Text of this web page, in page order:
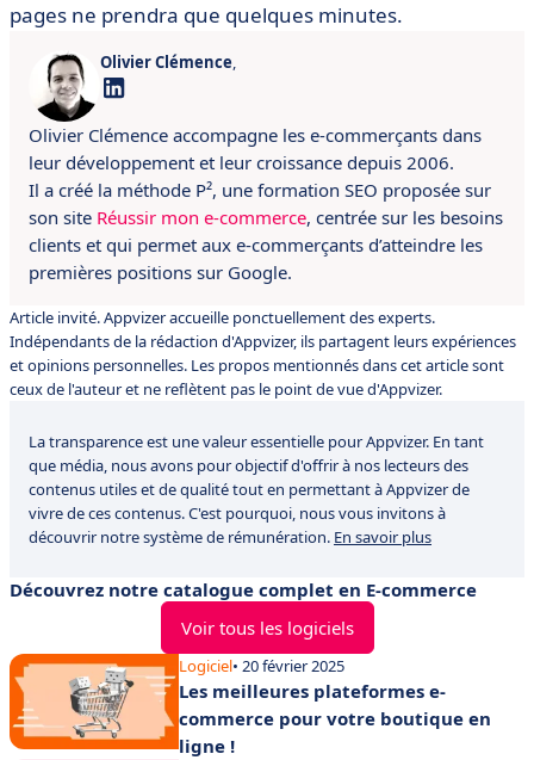
pages ne prendra que quelques minutes.
Olivier Clémence,
Olivier Clémence accompagne les e-commerçants dans
leur développement et leur croissance depuis 2006.
Il a créé la méthode P², une formation SEO proposée sur
son site Réussir mon e-commerce, centrée sur les besoins
clients et qui permet aux e-commerçants d’atteindre les
premières positions sur Google.
Article invité. Appvizer accueille ponctuellement des experts.
Indépendants de la rédaction d'Appvizer, ils partagent leurs expériences
et opinions personnelles. Les propos mentionnés dans cet article sont
ceux de l'auteur et ne reflètent pas le point de vue d'Appvizer.
La transparence est une valeur essentielle pour Appvizer. En tant
que média, nous avons pour objectif d'offrir à nos lecteurs des
contenus utiles et de qualité tout en permettant à Appvizer de
vivre de ces contenus. C'est pourquoi, nous vous invitons à
découvrir notre système de rémunération. En savoir plus
Découvrez notre catalogue complet en E-commerce
Voir tous les logiciels
Logiciel• 20 février 2025
Les meilleures plateformes e-
commerce pour votre boutique en
ligne !